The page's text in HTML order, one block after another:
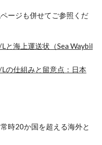
ージも併せてご参照くだ
海上運送状（Sea Waybil
の仕組みと留意点：日本
時20か国を超える海外と